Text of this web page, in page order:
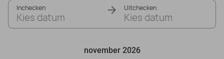
Inchecken
Kies datum
Uitchecken
Kies datum
november 2026